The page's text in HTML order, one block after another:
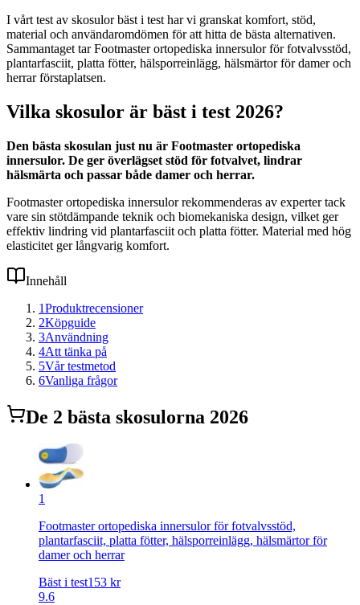
I vårt test av skosulor bäst i test har vi granskat komfort, stöd,
material och användaromdömen för att hitta de bästa alternativen.
Sammantaget tar Footmaster ortopediska innersulor för fotvalvsstöd,
plantarfasciit, platta fötter, hälsporreinlägg, hälsmärtor för damer och
herrar förstaplatsen.
Vilka skosulor är bäst i test 2026?
Den bästa skosulan just nu är Footmaster ortopediska
innersulor. De ger överlägset stöd för fotvalvet, lindrar
hälsmärta och passar både damer och herrar.
Footmaster ortopediska innersulor rekommenderas av experter tack
vare sin stötdämpande teknik och biomekaniska design, vilket ger
effektiv lindring vid plantarfasciit och platta fötter. Material med hög
elasticitet ger långvarig komfort.
Innehåll
1Produktrecensioner
2Köpguide
3Användning
4Att tänka på
5Vår testmetod
6Vanliga frågor
De 2 bästa skosulorna 2026
1
Footmaster ortopediska innersulor för fotvalvsstöd,
plantarfasciit, platta fötter, hälsporreinlägg, hälsmärtor för
damer och herrar
Bäst i test153 kr
9.6